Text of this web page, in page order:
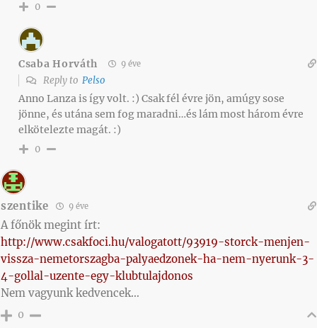
0
Csaba Horváth 9 éve
Reply to Pelso
Anno Lanza is így volt. :) Csak fél évre jön, amúgy sose
jönne, és utána sem fog maradni…és lám most három évre
elkötelezte magát. :)
0
szentike 9 éve
A főnök megint írt:
http://www.csakfoci.hu/valogatott/93919-storck-menjen-
vissza-nemetorszagba-palyaedzonek-ha-nem-nyerunk-3-
4-gollal-uzente-egy-klubtulajdonos
Nem vagyunk kedvencek…
0